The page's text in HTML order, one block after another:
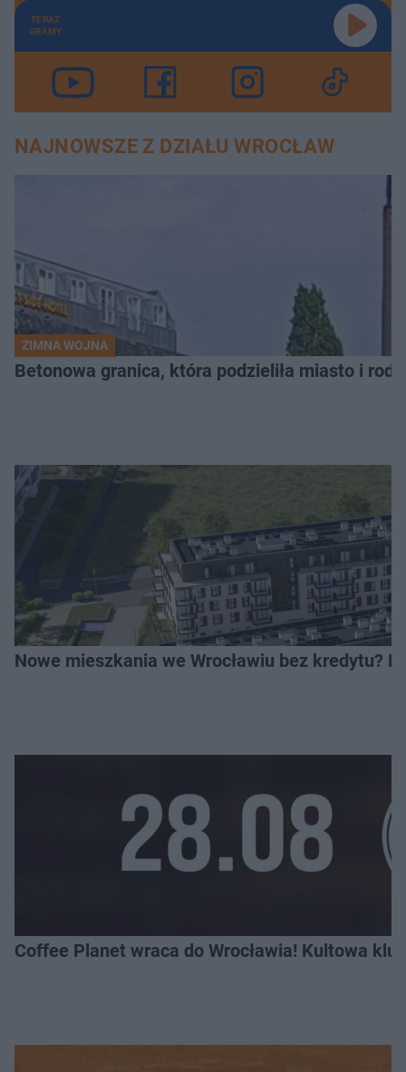
TERAZ
GRAMY
NAJNOWSZE Z DZIAŁU WROCŁAW
ZIMNA WOJNA
Betonowa granica, która podzieliła miasto i
Nowe mieszkania we Wrocławiu bez kredytu?
Coffee Planet wraca do Wrocławia! Kultowa